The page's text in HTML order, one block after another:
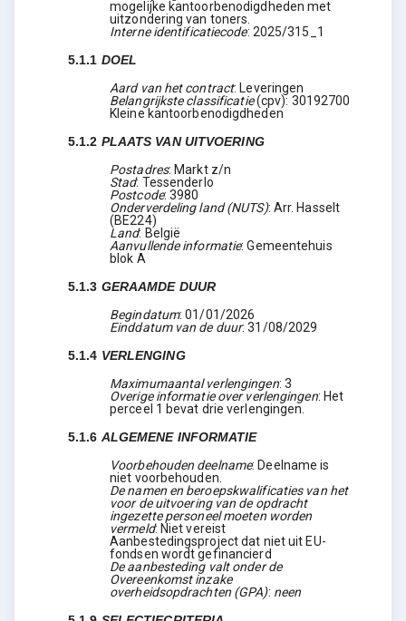
mogelijke kantoorbenodigdheden met
uitzondering van toners.
Interne identificatiecode: 2025/315_1
5.1.1 DOEL
Aard van het contract: Leveringen
Belangrijkste classificatie (cpv): 30192700
Kleine kantoorbenodigdheden
5.1.2 PLAATS VAN UITVOERING
Postadres: Markt z/n
Stad: Tessenderlo
Postcode:3980
Onderverdeling land (NUTS): Arr. Hasselt
(BE224)
Land: België
Aanvullende informatie:Gemeentehuis
blok A
5.1.3 GERAAMDE DUUR
Begindatum:01/01/2026
Einddatum van de duur:31/08/2029
5.1.4 VERLENGING
Maximumaantal verlengingen: 3
Overige informatie over verlengingen: Het
perceel 1 bevat drie verlengingen.
5.1.6 ALGEMENE INFORMATIE
Voorbehouden deelname: Deelname is
niet voorbehouden.
De namen en beroepskwalificaties van het
voor de uitvoering van de opdracht
ingezette personeel moeten worden
vermeld: Niet vereist
Aanbestedingsproject dat niet uit EU-
fondsen wordt gefinancierd
De aanbesteding valt onder de
Overeenkomst inzake
overheidsopdrachten (GPA): neen